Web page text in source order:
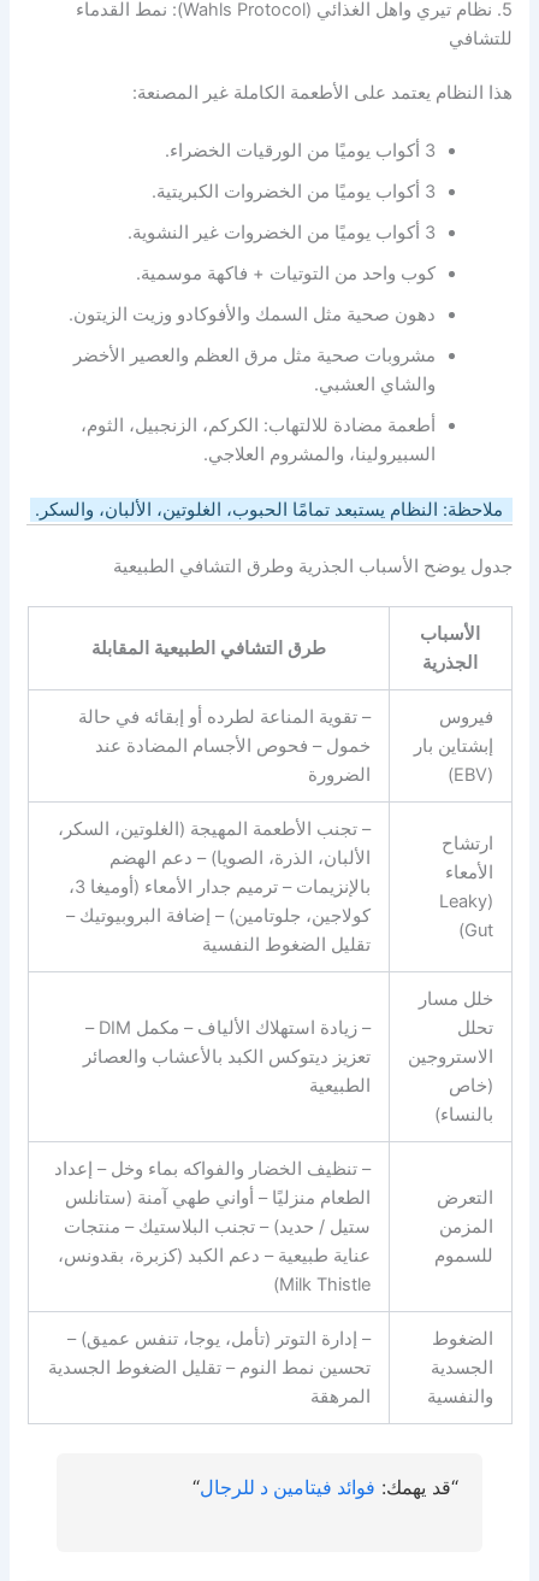
5. نظام تيري واهل الغذائي (Wahls Protocol): نمط القدماء
للتشافي
هذا النظام يعتمد على الأطعمة الكاملة غير المصنعة:
3 أكواب يوميًا من الورقيات الخضراء.
3 أكواب يوميًا من الخضروات الكبريتية.
3 أكواب يوميًا من الخضروات غير النشوية.
كوب واحد من التوتيات + فاكهة موسمية.
دهون صحية مثل السمك والأفوكادو وزيت الزيتون.
مشروبات صحية مثل مرق العظم والعصير الأخضر
والشاي العشبي.
أطعمة مضادة للالتهاب: الكركم، الزنجبيل، الثوم،
السبيرولينا، والمشروم العلاجي.
ملاحظة: النظام يستبعد تمامًا الحبوب، الغلوتين، الألبان، والسكر.
جدول يوضح الأسباب الجذرية وطرق التشافي الطبيعية
الأسباب
الجذرية
طرق التشافي الطبيعية المقابلة
فيروس
إبشتاين بار
(EBV)
– تقوية المناعة لطرده أو إبقائه في حالة
خمول – فحوص الأجسام المضادة عند
الضرورة
ارتشاح
الأمعاء
(Leaky
Gut)
– تجنب الأطعمة المهيجة (الغلوتين، السكر،
الألبان، الذرة، الصويا) – دعم الهضم
بالإنزيمات – ترميم جدار الأمعاء (أوميغا 3،
كولاجين، جلوتامين) – إضافة البروبيوتيك –
تقليل الضغوط النفسية
خلل مسار
تحلل
الاستروجين
(خاص
بالنساء)
– زيادة استهلاك الألياف – مكمل DIM –
تعزيز ديتوكس الكبد بالأعشاب والعصائر
الطبيعية
التعرض
المزمن
للسموم
– تنظيف الخضار والفواكه بماء وخل – إعداد
الطعام منزليًا – أواني طهي آمنة (ستانلس
ستيل / حديد) – تجنب البلاستيك – منتجات
عناية طبيعية – دعم الكبد (كزبرة، بقدونس،
Milk Thistle)
الضغوط
الجسدية
والنفسية
– إدارة التوتر (تأمل، يوجا، تنفس عميق) –
تحسين نمط النوم – تقليل الضغوط الجسدية
المرهقة
“قد يهمك: فوائد فيتامين د للرجال“